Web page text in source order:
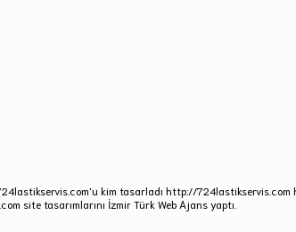
kim tasarladı http://
site tasarımlarını İzmir Türk Web Ajans yaptı.